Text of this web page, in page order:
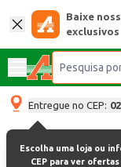
Baixe
exclusivos
Entregue no CEP:
Escolha uma loja ou
CEP para ver ofertas